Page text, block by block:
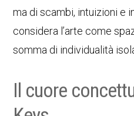
ma di scambi, intuizioni e
considera l’arte come
somma di individualità
Il cuore